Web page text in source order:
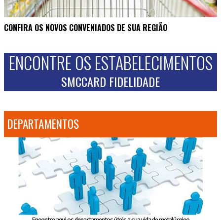
CONFIRA OS NOVOS CONVENIADOS DE SUA REGIÃO
ENCONTRE OS ESTABELECIMENTOS
SMCCARD FIDELIDADE
DEPARTAMENTOS